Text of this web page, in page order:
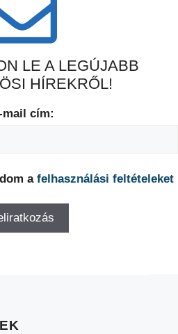
LE A LEGÚJABB
HÍREKRŐL!
mail cím:
a felhasználási feltételeket